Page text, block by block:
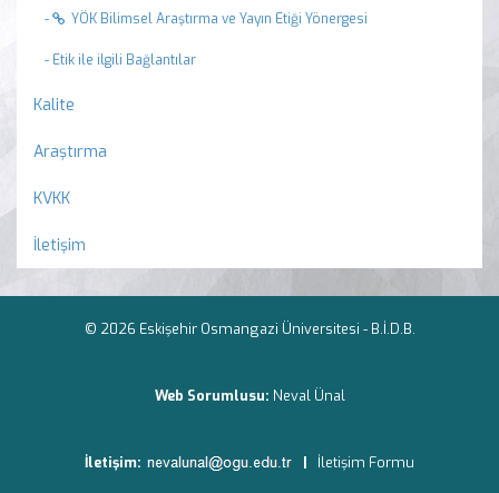
- YÖK Bilimsel Araştırma ve Yayın Etiği Yönergesi
- Etik ile ilgili Bağlantılar
Kalite
Araştırma
KVKK
İletişim
© 2026 Eskişehir Osmangazi Üniversitesi - B.İ.D.B.
Web Sorumlusu: Neval Ünal
İletişim: | İletişim Formu